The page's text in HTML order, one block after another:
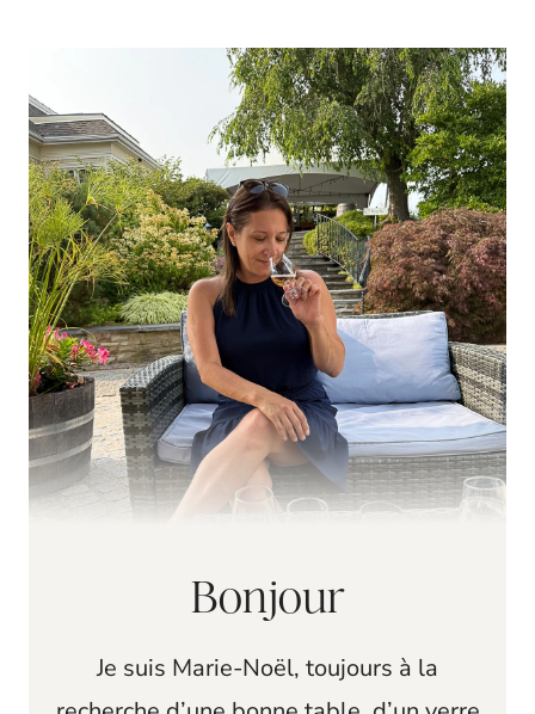
Bonjour
Je suis Marie-Noël, toujours à la